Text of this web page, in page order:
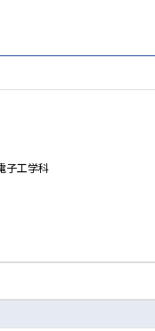
子工学科